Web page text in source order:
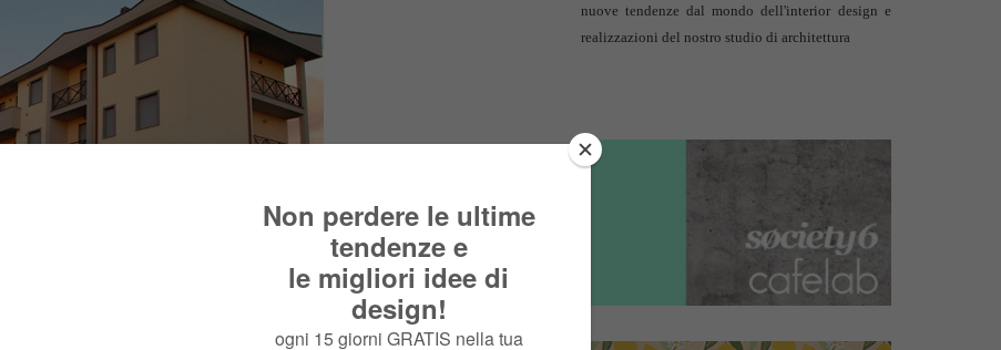
nuove tendenze dal mondo dell'interior design e
realizzazioni del nostro studio di architettura